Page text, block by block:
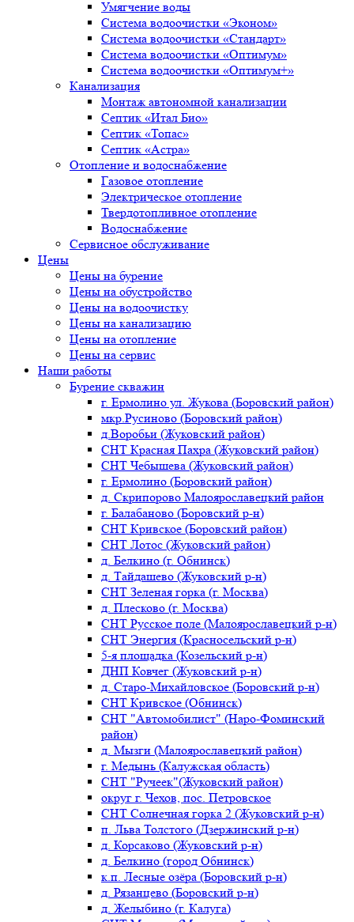
Умягчение воды
Система водоочистки «Эконом»
Система водоочистки «Стандарт»
Система водоочистки «Оптимум»
Система водоочистки «Оптимум+»
Канализация
Монтаж автономной канализации
Септик «Итал Био»
Септик «Топас»
Септик «Астра»
Отопление и водоснабжение
Газовое отопление
Электрическое отопление
Твердотопливное отопление
Водоснабжение
Сервисное обслуживание
Цены
Цены на бурение
Цены на обустройство
Цены на водоочистку
Цены на канализацию
Цены на отопление
Цены на сервис
Наши работы
Бурение скважин
г. Ермолино ул. Жукова (Боровский район)
мкр.Русиново (Боровский район)
д.Воробьи (Жуковский район)
СНТ Красная Пахра (Жуковский район)
СНТ Чебышева (Жуковский район)
г. Ермолино (Боровский район)
д. Скрипорово Малоярославецкий район
г. Балабаново (Боровский р-н)
СНТ Кривское (Боровский район)
СНТ Лотос (Жуковский район)
д. Белкино (г. Обнинск)
д. Тайдашево (Жуковский р-н)
СНТ Зеленая горка (г. Москва)
д. Плесково (г. Москва)
СНТ Русское поле (Малоярославецкий р-н)
СНТ Энергия (Красносельский р-н)
5-я площадка (Козельский р-н)
ДНП Ковчег (Жуковский р-н)
д. Старо-Михайловское (Боровский р-н)
СНТ Кривское (Обнинск)
СНТ "Автомобилист" (Наро-Фоминский
район)
д. Мызги (Малоярославецкий район)
г. Медынь (Калужская область)
СНТ "Ручеек"(Жуковский район)
округ г. Чехов, пос. Петровское
СНТ Солнечная горка 2 (Жуковский р-н)
п. Льва Толстого (Дзержинский р-н)
д. Корсаково (Жуковский р-н)
д. Белкино (город Обнинск)
к.п. Лесные озёра (Боровский р-н)
д. Рязанцево (Боровский р-н)
д. Желыбино (г. Калуга)